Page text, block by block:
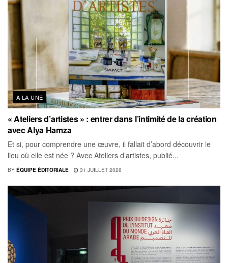
A LA UNE
« Ateliers d’artistes » : entrer dans l’intimité de la création
avec Alya Hamza
Et si, pour comprendre une œuvre, il fallait d’abord découvrir le
lieu où elle est née ? Avec Ateliers d’artistes, publié...
BY ÉQUIPE ÉDITORIALE 31 JUILLET 2026